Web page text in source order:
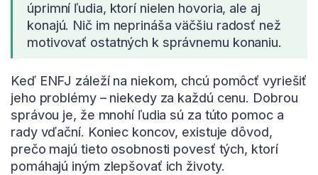
úprimní ľudia, ktorí nielen hovoria, ale aj
konajú. Nič im neprináša väčšiu radosť než
motivovať ostatných k správnemu konaniu.
Keď ENFJ záleží na niekom, chcú pomôcť vyriešiť
jeho problémy – niekedy za každú cenu. Dobrou
správou je, že mnohí ľudia sú za túto pomoc a
rady vďační. Koniec koncov, existuje dôvod,
prečo majú tieto osobnosti povesť tých, ktorí
pomáhajú iným zlepšovať ich životy.